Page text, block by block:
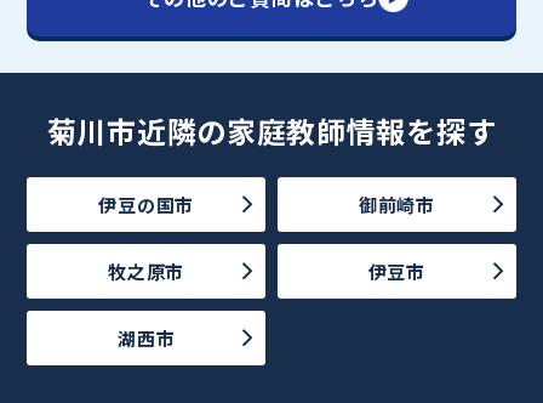
菊川市近隣の家庭教師情報を探す
伊豆の国市 御前崎市
牧之原市 伊豆市
湖西市